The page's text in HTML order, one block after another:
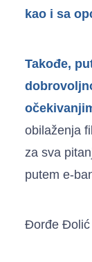
kao i sa
Takođe,
obilaženja
za sva
putem e-
Đorđe Đolić